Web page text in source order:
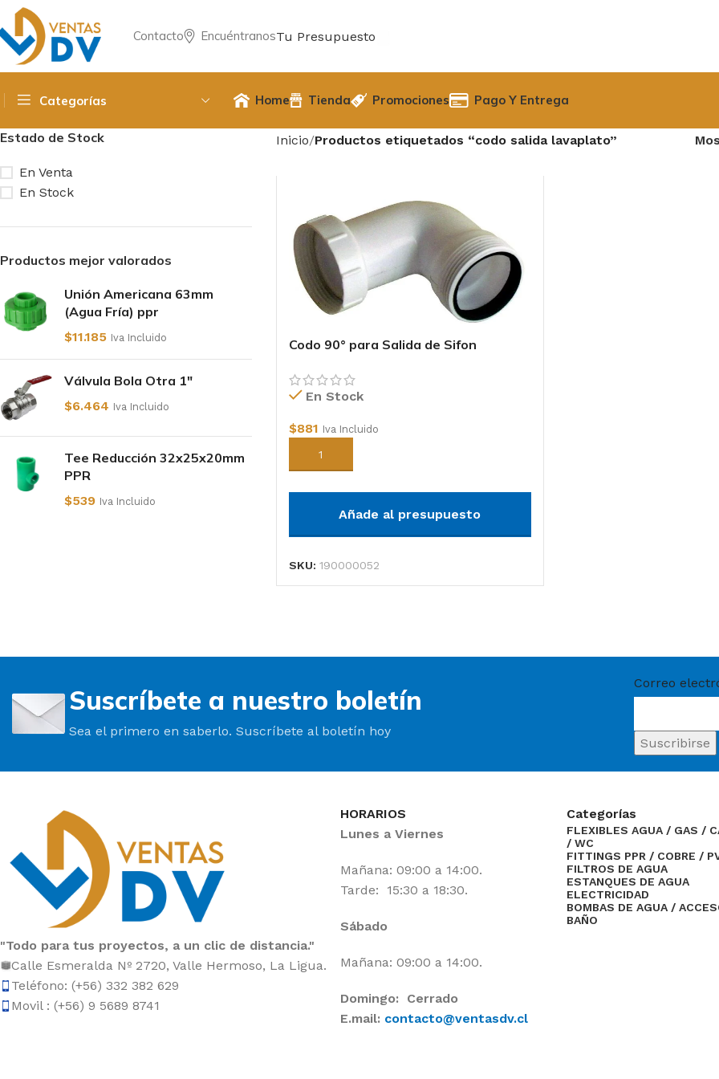
Contacto EncuéntranosTu Presupuesto
Categorías Home Tienda Promociones Pago Y Entrega
Estado de Stock
En Venta
En Stock
Productos mejor valorados
Unión Americana 63mm
(Agua Fría) ppr
$11.185 Iva Incluido
Válvula Bola Otra 1"
$6.464 Iva Incluido
Tee Reducción 32x25x20mm
PPR
$539 Iva Incluido
Inicio Productos etiquetados “codo salida lavaplato”
Codo 90° para Salida de Sifon
En Stock
$881 Iva Incluido
Añadir al carrito
Añade al presupuesto
SKU: 190000052
Suscríbete a nuestro boletín
Sea el primero en saberlo. Suscríbete al boletín hoy
Correo
"Todo para tus proyectos, a un clic de distancia."
Calle Esmeralda Nº 2720, Valle Hermoso, La Ligua.
Teléfono: (+56) 332 382 629
Movil : (+56) 9 5689 8741
HORARIOS
Lunes a Viernes
Mañana: 09:00 a 14:00.
Tarde: 15:30 a 18:30.
Sábado
Mañana: 09:00 a 14:00.
Domingo: Cerrado
E.mail: contacto@ventasdv.cl
Categorías
FLEXIBLES AGUA / GAS /
/ WC
FITTINGS PPR / COBRE /
FILTROS DE AGUA
ESTANQUES DE AGUA
ELECTRICIDAD
BOMBAS DE AGUA /
BAÑO